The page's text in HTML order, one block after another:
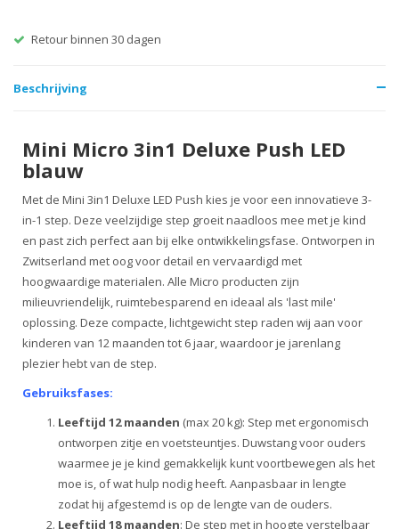
Retour binnen 30 dagen
Beschrijving
Mini Micro 3in1 Deluxe Push LED
blauw
Met de Mini 3in1 Deluxe LED Push kies je voor een innovatieve 3-
in-1 step. Deze veelzijdige step groeit naadloos mee met je kind
en past zich perfect aan bij elke ontwikkelingsfase. Ontworpen in
Zwitserland met oog voor detail en vervaardigd met
hoogwaardige materialen. Alle Micro producten zijn
milieuvriendelijk, ruimtebesparend en ideaal als 'last mile'
oplossing. Deze compacte, lichtgewicht step raden wij aan voor
kinderen van 12 maanden tot 6 jaar, waardoor je jarenlang
plezier hebt van de step.
Gebruiksfases:
Leeftijd 12 maanden (max 20 kg): Step met ergonomisch
ontworpen zitje en voetsteuntjes. Duwstang voor ouders
waarmee je je kind gemakkelijk kunt voortbewegen als het
moe is, of wat hulp nodig heeft. Aanpasbaar in lengte
zodat hij afgestemd is op de lengte van de ouders.
Leeftijd 18 maanden: De step met in hoogte verstelbaar